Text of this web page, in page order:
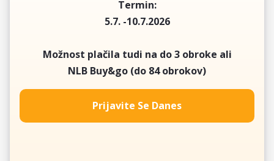
Termin:
5.7. -10.7.2026
Možnost plačila tudi na do 3 obroke ali
NLB Buy&go (do 84 obrokov)
Prijavite Se Danes